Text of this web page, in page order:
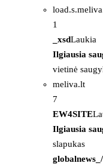
1
_xsdLaukia
Ilgiausia
vietinė
meliva.lt
7
EW4SITE
Ilgiausia
slapukas